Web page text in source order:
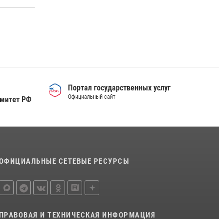
РФ
Портал государственных услуг
Официальный сайт
СЕТЕВЫЕ РЕСУРСЫ
ПРАВОВАЯ И ТЕХНИЧЕСКАЯ ИНФОРМАЦИЯ